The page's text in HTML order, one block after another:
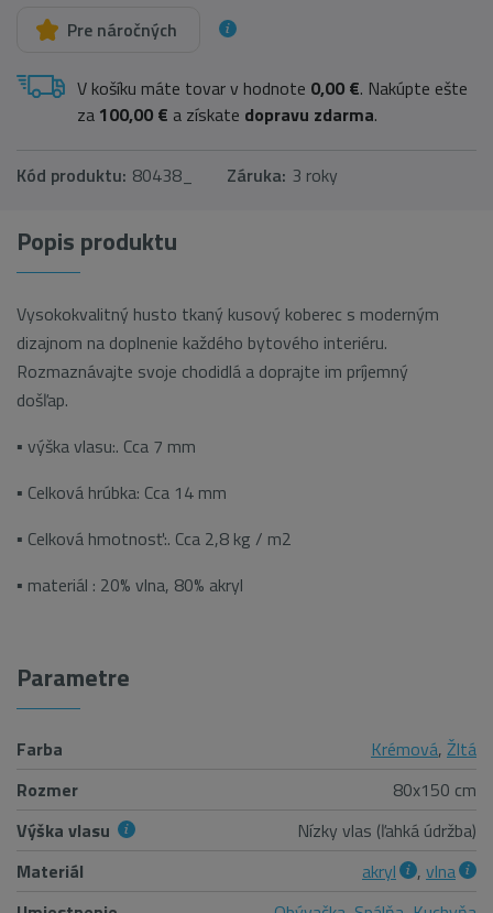
Pre náročných
V košíku máte tovar v hodnote 0,00 €. Nakúpte ešte
za 100,00 € a získate dopravu zdarma.
Kód produktu: 80438_ Záruka: 3 roky
Popis produktu
Vysokokvalitný husto tkaný kusový koberec s moderným
dizajnom na doplnenie každého bytového interiéru.
Rozmaznávajte svoje chodidlá a doprajte im príjemný
došľap.
▪ výška vlasu:. Cca 7 mm
▪ Celková hrúbka: Cca 14 mm
▪ Celková hmotnosť:. Cca 2,8 kg / m2
▪ materiál : 20% vlna, 80% akryl
Parametre
Farba Krémová, Žltá
Rozmer
80x150 cm
Výška vlasu
Nízky vlas (ľahká údržba)
Materiál
akryl , vlna